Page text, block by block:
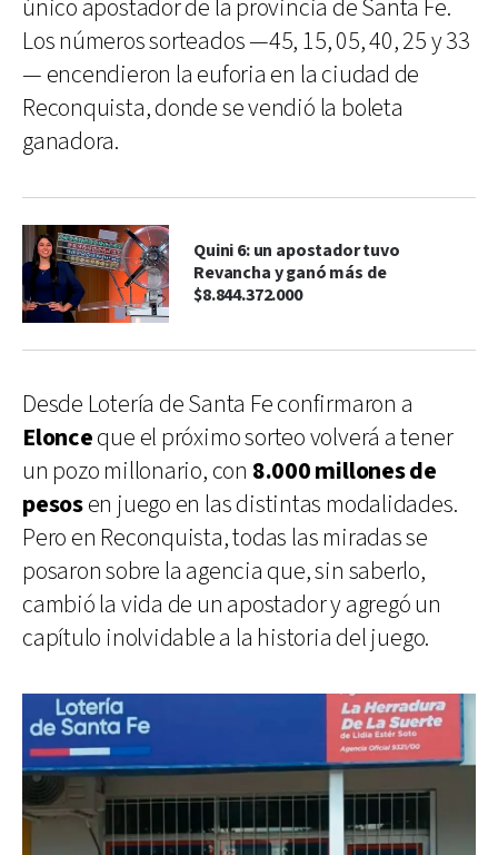
único apostador de la provincia de Santa Fe.
Los números sorteados —45, 15, 05, 40, 25 y 33
— encendieron la euforia en la ciudad de
Reconquista, donde se vendió la boleta
ganadora.
Quini 6: un apostador tuvo
Revancha y ganó más de
$8.844.372.000
Desde Lotería de Santa Fe confirmaron a
Elonceque el próximo sorteo volverá a tener
un pozo millonario, con 8.000 millones de
pesosen juego en las distintas modalidades.
Pero en Reconquista, todas las miradas se
posaron sobre la agencia que, sin saberlo,
cambió la vida de un apostador y agregó un
capítulo inolvidable a la historia del juego.